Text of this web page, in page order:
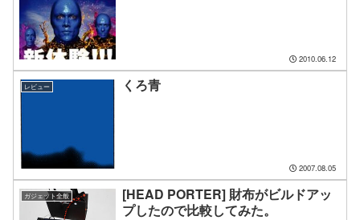
2010.06.12
レビュー くろ青
2007.08.05
ガジェット全般
[HEAD PORTER] 財布がビルドアッ
プしたので比較してみた。